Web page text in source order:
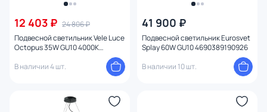
12 403 ₽ 24 806 ₽
Подвесной светильник Vele Luce
Octopus 35W GU10 4000К
В наличии 4 шт.
41 900 ₽
Подвесной светильник Eurosvet
Splay 60W GU10 4690389190926
В наличии 10 шт.